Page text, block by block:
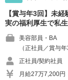
【賞与年3回】未
実の福利厚生で私
美容部員・BA
（正社員／賞与
正社員/契約社員
月給27万7,200円